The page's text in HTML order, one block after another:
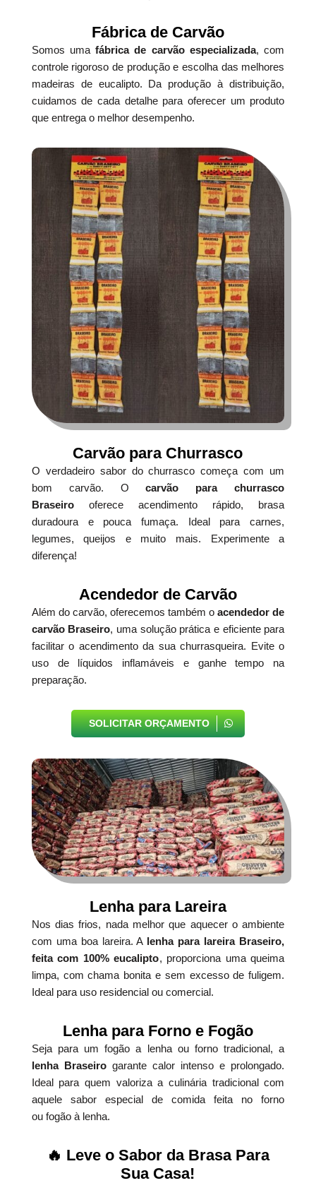
Fábrica de Carvão
Somos umafábrica de carvão especializada, com
controle rigoroso de produção e escolha das melhores
madeiras de eucalipto. Da produção à distribuição,
cuidamos de cada detalhe para oferecer um produto
que entrega o melhor desempenho.
Carvão para Churrasco
O verdadeiro sabor do churrasco começa com um
bom carvão. Ocarvão para churrasco
Braseirooferece acendimento rápido, brasa
duradoura e pouca fumaça. Ideal para carnes,
legumes, queijos e muito mais. Experimente a
diferença!
Acendedor de Carvão
Além do carvão, oferecemos também oacendedor de
carvão Braseiro, uma solução prática e eficiente para
facilitar o acendimento da sua churrasqueira. Evite o
uso de líquidos inflamáveis e ganhe tempo na
preparação.
SOLICITAR ORÇAMENTO
Lenha para Lareira
Nos dias frios, nada melhor que aquecer o ambiente
com uma boa lareira. A lenha para lareira Braseiro,
feita com 100% eucalipto, proporciona uma queima
limpa, com chama bonita e sem excesso de fuligem.
Ideal para uso residencial ou comercial.
Lenha para Forno e Fogão
Seja para um fogão a lenha ou forno tradicional, a
lenha Braseirogarante calor intenso e prolongado.
Ideal para quem valoriza a culinária tradicional com
aquele sabor especial de comida feita no forno
ou fogão à lenha.
🔥 Leve o Sabor da Brasa Para
Sua Casa!